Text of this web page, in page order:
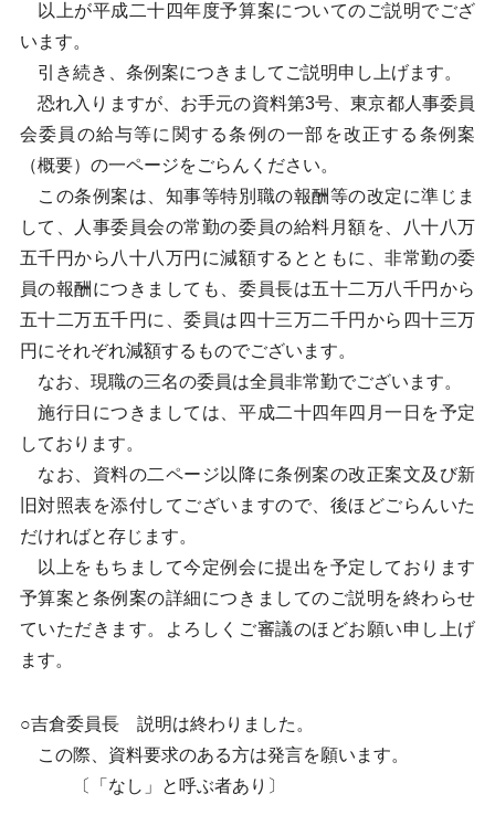
以上が平成二十四年度予算案についてのご説明でござ
います。
引き続き、条例案につきましてご説明申し上げます。
恐れ入りますが、お手元の資料第3号、東京都人事委員
会委員の給与等に関する条例の一部を改正する条例案
（概要）の一ページをごらんください。
この条例案は、知事等特別職の報酬等の改定に準じま
して、人事委員会の常勤の委員の給料月額を、八十八万
五千円から八十八万円に減額するとともに、非常勤の委
員の報酬につきましても、委員長は五十二万八千円から
五十二万五千円に、委員は四十三万二千円から四十三万
円にそれぞれ減額するものでございます。
なお、現職の三名の委員は全員非常勤でございます。
施行日につきましては、平成二十四年四月一日を予定
しております。
なお、資料の二ページ以降に条例案の改正案文及び新
旧対照表を添付してございますので、後ほどごらんいた
だければと存じます。
以上をもちまして今定例会に提出を予定しております
予算案と条例案の詳細につきましてのご説明を終わらせ
ていただきます。よろしくご審議のほどお願い申し上げ
ます。
○吉倉委員長 説明は終わりました。
この際、資料要求のある方は発言を願います。
〔「なし」と呼ぶ者あり〕